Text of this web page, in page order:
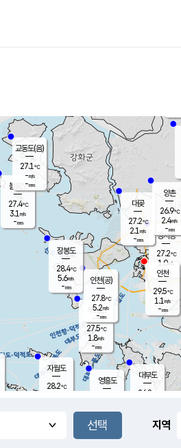
풍도
무의도
27.5℃
1.8m/s
-mm
영흥도
볼음도
27.4℃
3.1 m/s
-mm
자월도
28.2℃
장봉도
28.4℃
5.6m/s
-mm
대부도
26.8
경서동
27.2℃
1.0m/s
-mm
대곶
27.2℃
2.1 m/s
-mm
양촌
26.9℃
2.4m/s
-mm
인천(공)
27.8℃
5.2m/s
-mm
교동도(음)
27.1℃
-m/s
-mm
인천
29.5℃
1.1 m/s
-mm
지역